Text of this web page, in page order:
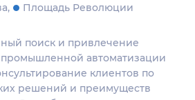
Площадь Революции
поиск и привлечение
промышленной автоматизации
клиентов по
решений и преимуществ